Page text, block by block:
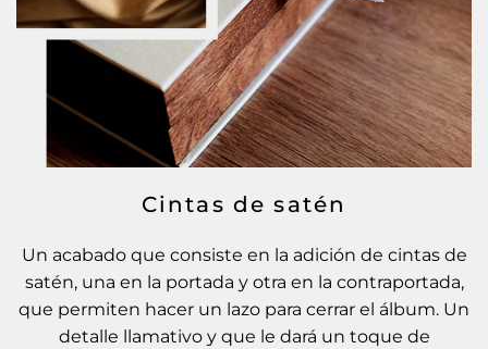
Cintas de satén
Un acabado que consiste en la adición de cintas de
satén, una en la portada y otra en la contraportada,
que permiten hacer un lazo para cerrar el álbum. Un
detalle llamativo y que le dará un toque de